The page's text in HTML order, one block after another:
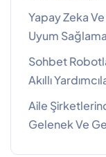
Yapay Zeka
Uyum
Sohbet
Akıllı
Aile
Gelenek Ve